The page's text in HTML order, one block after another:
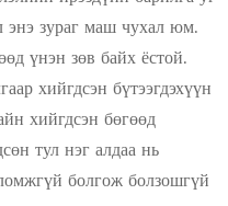
энэ зураг маш чухал юм.
үнэн зөв байх ёстой.
хийгдсэн бүтээгдэхүүн
хийгдсэн бөгөөд
тул нэг алдаа нь
болгож болзошгүй